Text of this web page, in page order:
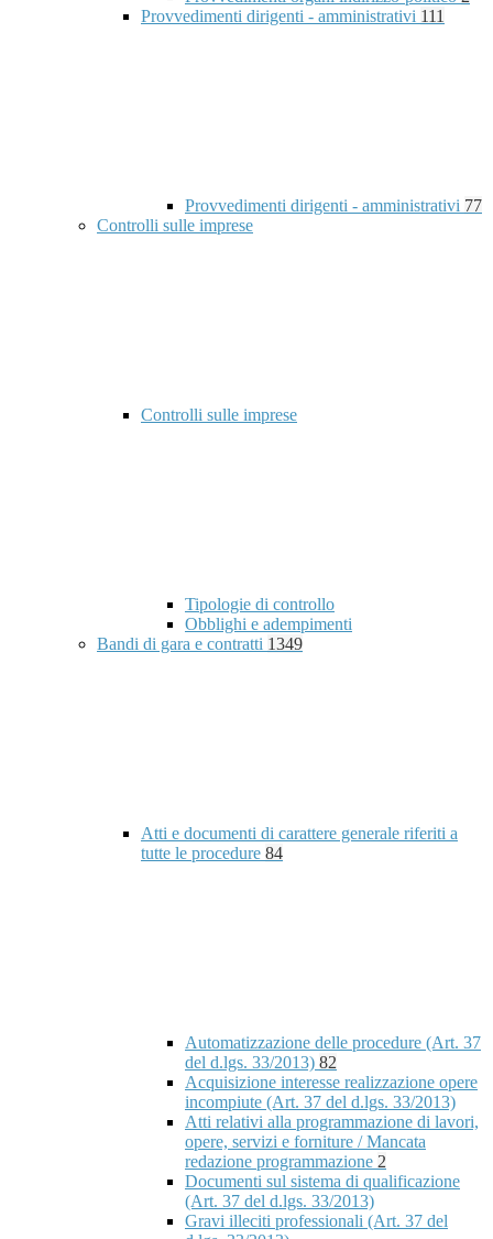
Provvedimenti dirigenti - amministrativi 111
Provvedimenti dirigenti - amministrativi 77
Controlli sulle imprese
Controlli sulle imprese
Tipologie di controllo
Obblighi e adempimenti
Bandi di gara e contratti 1349
Atti e documenti di carattere generale riferiti a
tutte le procedure 84
Automatizzazione delle procedure (Art. 37
del d.lgs. 33/2013) 82
Acquisizione interesse realizzazione opere
incompiute (Art. 37 del d.lgs. 33/2013)
Atti relativi alla programmazione di lavori,
opere, servizi e forniture / Mancata
redazione programmazione 2
Documenti sul sistema di qualificazione
(Art. 37 del d.lgs. 33/2013)
Gravi illeciti professionali (Art. 37 del